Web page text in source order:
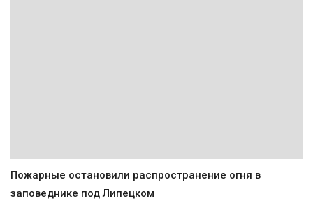
Пожарные остановили распространение огня в
заповеднике под Липецком